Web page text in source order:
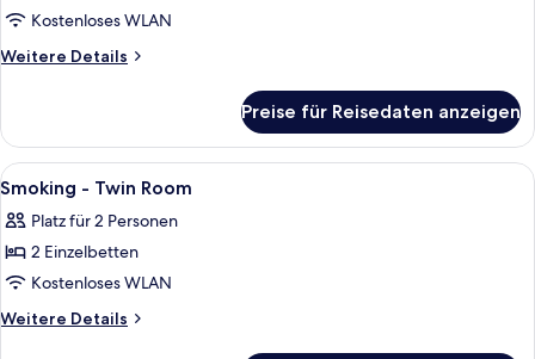
Kostenloses WLAN
Weitere Details
Weitere
Preise für Reisedaten anzeigen
Alle
Fotos
für
Smoking
-
Twin
Zimmersafe, Schreibtisch,
3
Smoking - Twin Room
Platz für 2 Personen
2 Einzelbetten
Kostenloses WLAN
Weitere Details
Weitere